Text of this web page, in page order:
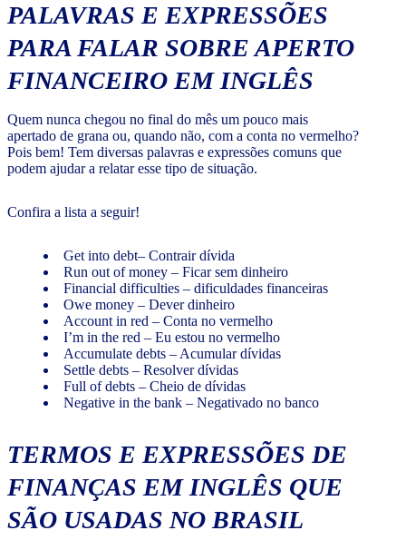
PALAVRAS E EXPRESSÕES
PARA FALAR SOBRE APERTO
FINANCEIRO EM INGLÊS
Quem nunca chegou no final do mês um pouco mais
apertado de grana ou, quando não, com a conta no vermelho?
Pois bem! Tem diversas palavras e expressões comuns que
podem ajudar a relatar esse tipo de situação.
Confira a lista a seguir!
Get into debt– Contrair dívida
Run out of money – Ficar sem dinheiro
Financial difficulties – dificuldades financeiras
Owe money – Dever dinheiro
Account in red – Conta no vermelho
I’m in the red – Eu estou no vermelho
Accumulate debts – Acumular dívidas
Settle debts – Resolver dívidas
Full of debts – Cheio de dívidas
Negative in the bank – Negativado no banco
TERMOS E EXPRESSÕES DE
FINANÇAS EM INGLÊS QUE
SÃO USADAS NO BRASIL